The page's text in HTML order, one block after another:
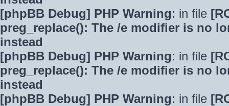
[phpBB Debug] PHP Warning: in file
preg_replace(): The /e modifier is no
instead
[phpBB Debug] PHP Warning: in file
preg_replace(): The /e modifier is no
instead
[phpBB Debug] PHP Warning: in file